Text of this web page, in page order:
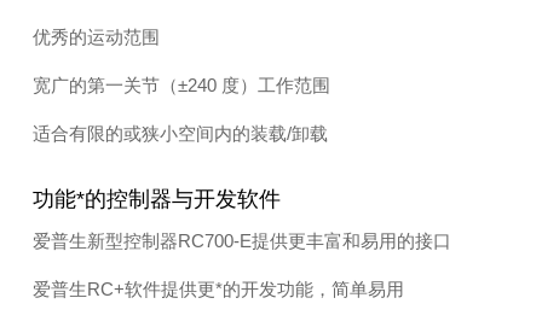
优秀的运动范围
宽广的第一关节（±240 度）工作范围
适合有限的或狭小空间内的装载/卸载
功能*的控制器与开发软件
爱普生新型控制器RC700-E提供更丰富和易用的接口
爱普生RC+软件提供更*的开发功能，简单易用